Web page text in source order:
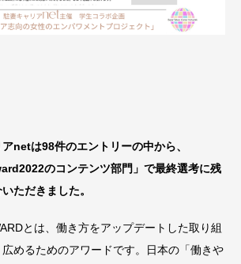
netは98件のエントリーの中から、
のコンテンツ部門」で最終選考に残
ただきました。
とは、働き方をアップデートした取り組
めるためのアワードです。日本の「働きや